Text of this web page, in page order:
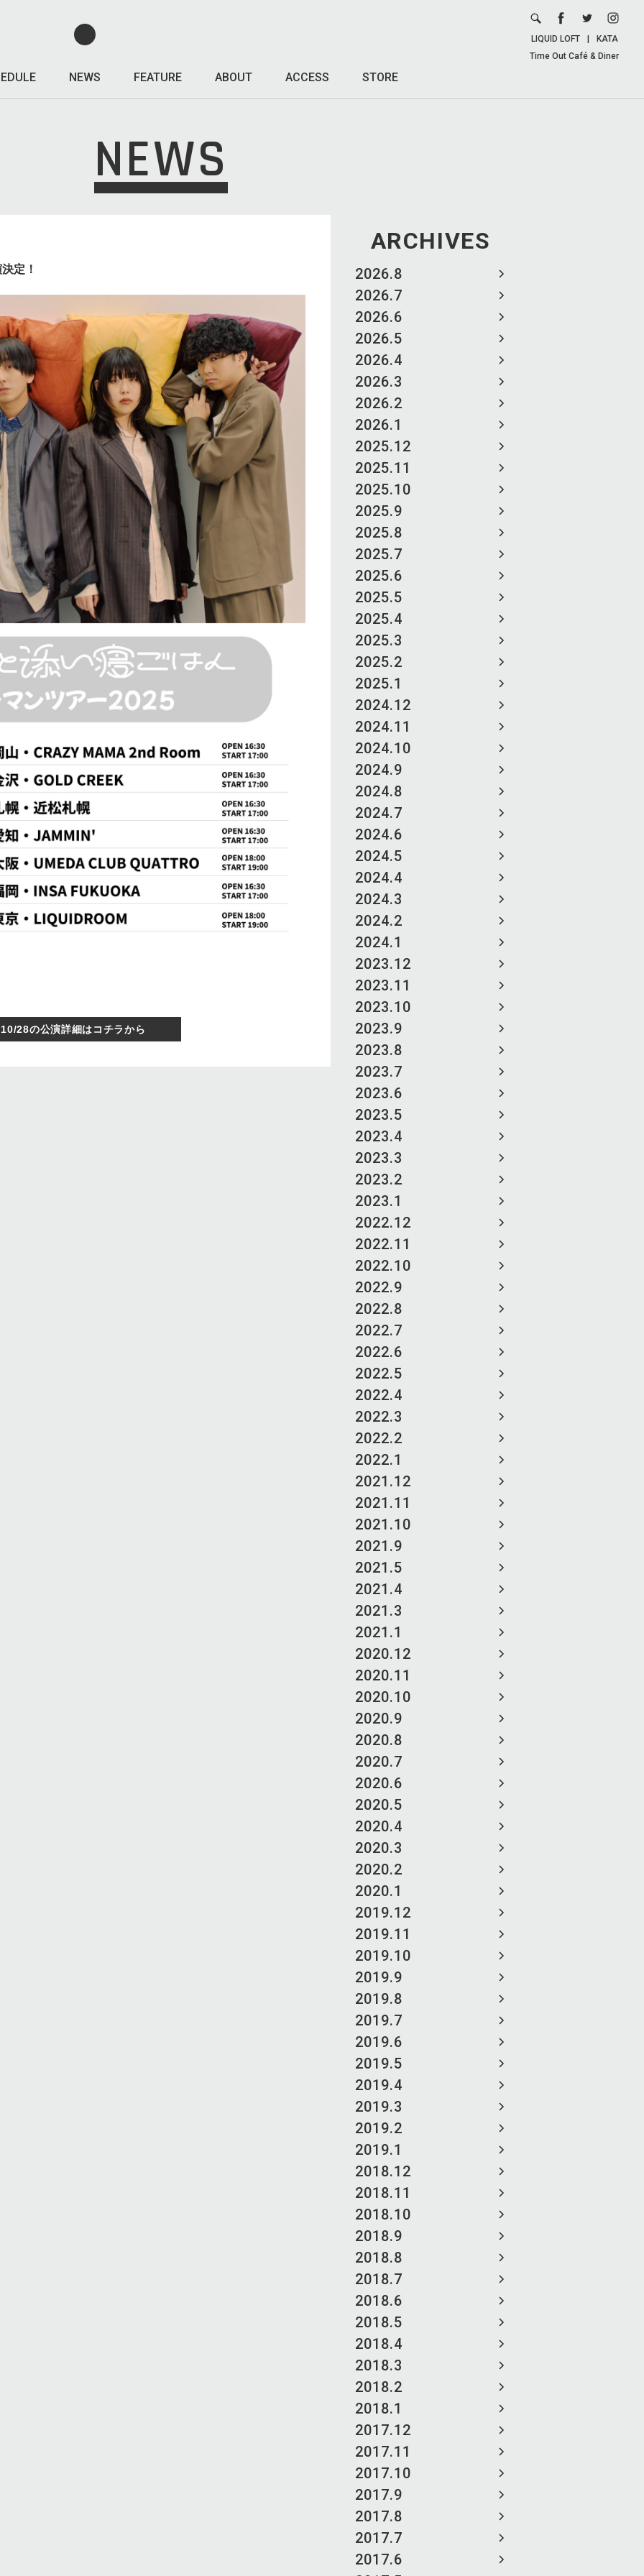
NEWS FEATURE ABOUT ACCESS STORE
LIQUID LOFT
KATA
Time Out Café & Diner
NEWS
ARCHIVES
2026.8
2026.7
2026.6
2026.5
2026.4
2026.3
2026.2
2026.1
2025.12
2025.11
2025.10
2025.9
2025.8
2025.7
2025.6
2025.5
2025.4
2025.3
2025.2
2025.1
2024.12
2024.11
2024.10
2024.9
2024.8
2024.7
2024.6
2024.5
2024.4
2024.3
2024.2
2024.1
2023.12
2023.11
2023.10
2023.9
2023.8
2023.7
2023.6
2023.5
2023.4
2023.3
2023.2
2023.1
2022.12
2022.11
2022.10
2022.9
2022.8
2022.7
2022.6
2022.5
2022.4
2022.3
2022.2
2022.1
2021.12
2021.11
2021.10
2021.9
2021.5
2021.4
2021.3
2021.1
2020.12
2020.11
2020.10
2020.9
2020.8
2020.7
2020.6
2020.5
2020.4
2020.3
2020.2
2020.1
2019.12
2019.11
2019.10
2019.9
2019.8
2019.7
2019.6
2019.5
2019.4
2019.3
2019.2
2019.1
2018.12
2018.11
2018.10
2018.9
2018.8
2018.7
2018.6
2018.5
2018.4
2018.3
2018.2
2018.1
2017.12
2017.11
2017.10
2017.9
2017.8
2017.7
2017.6
定！
10/28の公演詳細はコチラから